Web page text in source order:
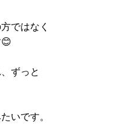
ではなく
ずっと
いです。